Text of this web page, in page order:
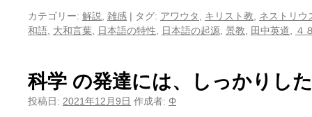
カテゴリー: 解説 雑感 | タグ: アワウタ キリスト教
ネストリウ
和語 大和言葉 日本語の特性 日本語の起源 景教 田中英道 ４
科学 の発達には、しっかりし
投稿日: 2021年12月9日 作成者: Φ